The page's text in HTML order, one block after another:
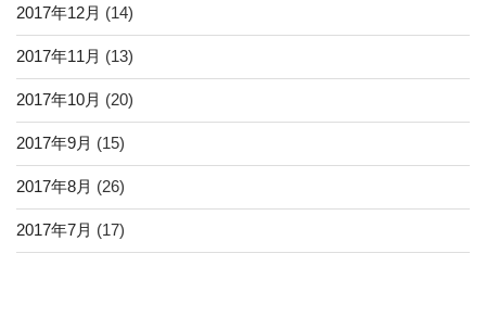
2017年12月 (14)
2017年11月 (13)
2017年10月 (20)
2017年9月 (15)
2017年8月 (26)
2017年7月 (17)